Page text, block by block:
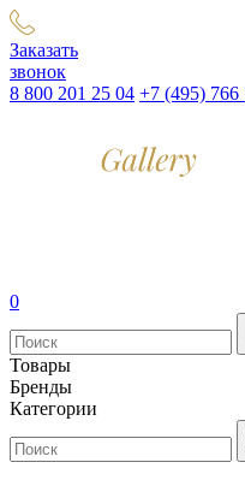
Заказать
звонок
8 800 201 25 04 +7 (495) 766
0
Товары
Бренды
Категории